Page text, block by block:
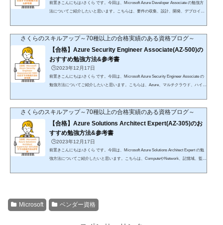
前置きこんにちは♪さくら です。今回は、Microsoft Azure Developer Associate の勉強方
法についてご紹介したいと思います。こちらは、要件の収集、設計、開発、デプロイ、
myの講座で合格は十分可能Azureサービスの未経験者でも問題なしhttps://trk.udemy.com/
uponCode=V3JPLE...
さくらのスキルアップ～70種以上の合格実績のある資格ブログ～
【合格】Azure Security Engineer Associate(AZ-500)の
おすすめ勉強方法&参考書
🕒️2023年12月17日
前置きこんにちは♪さくら です。今回は、Microsoft Azure Security Engineer Associate の
勉強方法についてご紹介したいと思います。こちらは、Azure、マルチクラウド、ハイブ
者でも問題なしhttps://trk.udemy.com/VOVoQMhttps://trk.udemy.com/LK7qMj 楽天koboを
することをおすすめ...
さくらのスキルアップ～70種以上の合格実績のある資格ブログ～
【合格】Azure Solutions Architect Expert(AZ-305)のお
すすめ勉強方法&参考書
🕒️2023年12月17日
前置きこんにちは♪さくら です。今回は、Microsoft Azure Solutions Architect Expert の勉
強方法についてご紹介したいと思います。こちらは、ComputeやNetwork、記憶域、監
ックス(電子書籍)では「90%オ...
Microsoft ベンダー資格